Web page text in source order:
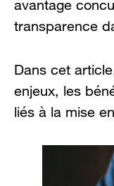
avantage
transparence
Dans cet
enjeux, les
liés à la mise